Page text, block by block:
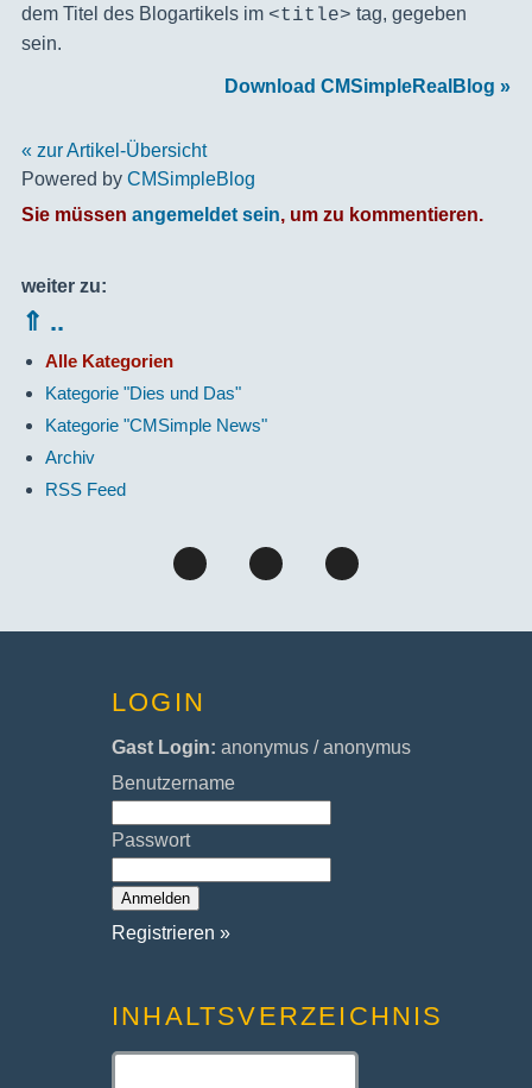
dem Titel des Blogartikels im <title> tag, gegeben
sein.
Download CMSimpleRealBlog »
« zur Artikel-Übersicht
Powered by CMSimpleBlog
Sie müssen angemeldet sein, um zu kommentieren.
weiter zu:
⇑ ..
Alle Kategorien
Kategorie "Dies und Das"
Kategorie "CMSimple News"
Archiv
RSS Feed
LOGIN
Gast Login: anonymus / anonymus
Benutzername
Passwort
Registrieren »
INHALTSVERZEICHNIS